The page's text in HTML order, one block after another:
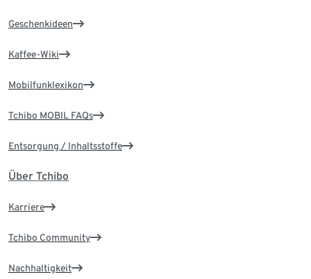
Geschenkideen
Kaffee-Wiki
Mobilfunklexikon
Tchibo MOBIL FAQs
Entsorgung / Inhaltsstoffe
Über Tchibo
Karriere
Tchibo Community
Nachhaltigkeit